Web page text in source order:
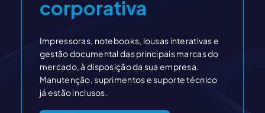
corporativa
Impressoras, notebooks, lousas interativas e
gestão documental das principais marcas do
mercado, à disposição da sua empresa.
Manutenção, suprimentos e suporte técnico
já estão inclusos.